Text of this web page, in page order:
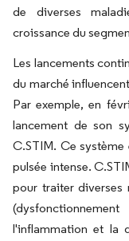
de diverses
croissance du
Les lancements
du marché
Par exemple, en
lancement de son
C.STIM. Ce
pulsée intense.
pour traiter diverses
l'inflammation et la